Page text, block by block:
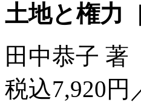
土地と権力
田中恭子 著
税込7,920円